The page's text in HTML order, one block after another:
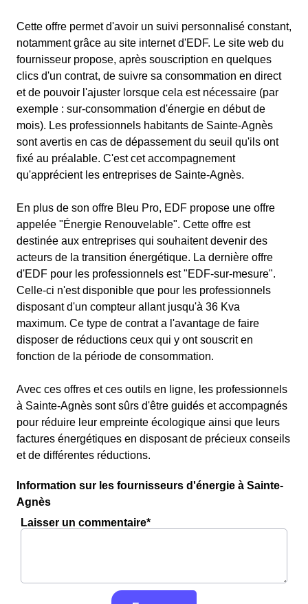
Cette offre permet d'avoir un suivi personnalisé constant,
notamment grâce au site internet d'EDF. Le site web du
fournisseur propose, après souscription en quelques
clics d'un contrat, de suivre sa consommation en direct
et de pouvoir l'ajuster lorsque cela est nécessaire (par
exemple : sur-consommation d'énergie en début de
mois). Les professionnels habitants de Sainte-Agnès
sont avertis en cas de dépassement du seuil qu'ils ont
fixé au préalable. C'est cet accompagnement
qu'apprécient les entreprises de Sainte-Agnès.
En plus de son offre Bleu Pro, EDF propose une offre
appelée "Énergie Renouvelable". Cette offre est
destinée aux entreprises qui souhaitent devenir des
acteurs de la transition énergétique. La dernière offre
d'EDF pour les professionnels est "EDF-sur-mesure".
Celle-ci n'est disponible que pour les professionnels
disposant d'un compteur allant jusqu'à 36 Kva
maximum. Ce type de contrat a l'avantage de faire
disposer de réductions ceux qui y ont souscrit en
fonction de la période de consommation.
Avec ces offres et ces outils en ligne, les professionnels
à Sainte-Agnès sont sûrs d'être guidés et accompagnés
pour réduire leur empreinte écologique ainsi que leurs
factures énergétiques en disposant de précieux conseils
et de différentes réductions.
Information sur les fournisseurs d'énergie à Sainte-
Agnès
Laisser un commentaire*